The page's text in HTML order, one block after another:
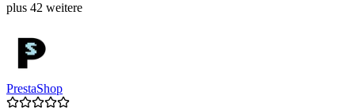
plus 42 weitere
PrestaShop